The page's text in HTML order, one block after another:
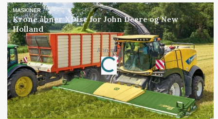
MASKINER
Krone åbner XDisc for John Deere og New
Holland
Annonce
Loading...
Jobs